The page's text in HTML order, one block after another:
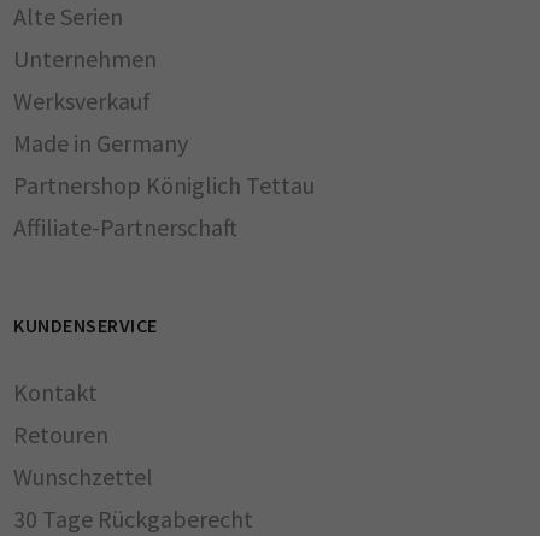
Alte Serien
Unternehmen
Werksverkauf
Made in Germany
Partnershop Königlich Tettau
Affiliate-Partnerschaft
KUNDENSERVICE
Kontakt
Retouren
Wunschzettel
30 Tage Rückgaberecht